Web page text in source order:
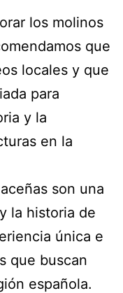
los molinos
que
locales y que
para
y la
en la
son una
la historia de
única e
que buscan
española.